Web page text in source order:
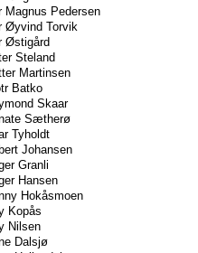
Magnus Pedersen
Øyvind Torvik
Østigård
Steland
Martinsen
Batko
Skaar
Sætherø
Tyholdt
Johansen
Granli
Hansen
Hokåsmoen
Kopås
Nilsen
Dalsjø